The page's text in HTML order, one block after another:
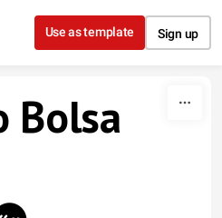
to content
Use as template Sign up
Bolsa